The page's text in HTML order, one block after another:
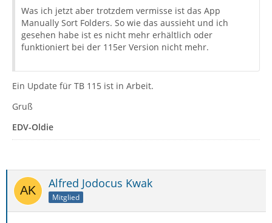
Was ich jetzt aber trotzdem vermisse ist das App
Manually Sort Folders. So wie das aussieht und ich
gesehen habe ist es nicht mehr erhältlich oder
funktioniert bei der 115er Version nicht mehr.
Ein Update für TB 115 ist in Arbeit.
Gruß
EDV-Oldie
Alfred Jodocus Kwak
Mitglied